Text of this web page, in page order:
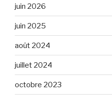
juin 2026
juin 2025
août 2024
juillet 2024
octobre 2023